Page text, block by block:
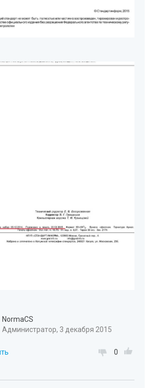
NormaCS
Администратор, 3 декабря 2015
0